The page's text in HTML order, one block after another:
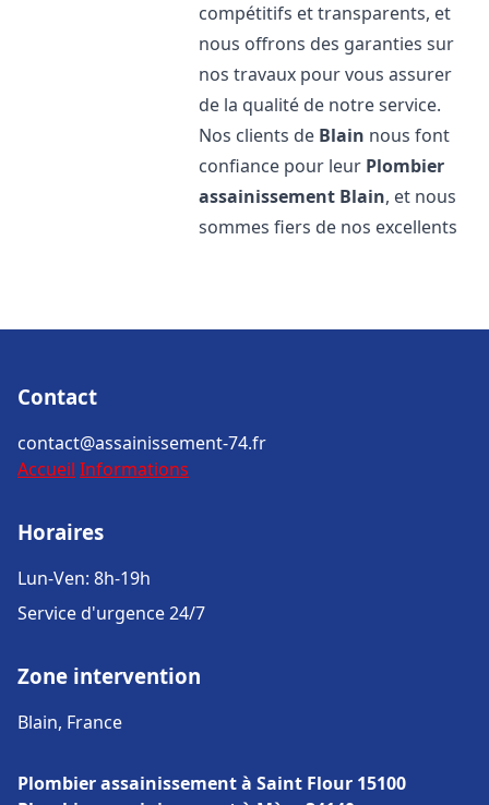
compétitifs et transparents, et
nous offrons des garanties sur
nos travaux pour vous assurer
de la qualité de notre service.
Nos clients de Blain nous font
confiance pour leur Plombier
assainissement Blain, et nous
sommes fiers de nos excellents
Contact
contact@assainissement-74.fr
Accueil Informations
Horaires
Lun-Ven: 8h-19h
Service d'urgence 24/7
Zone intervention
Blain, France
Plombier assainissement à Saint Flour 15100